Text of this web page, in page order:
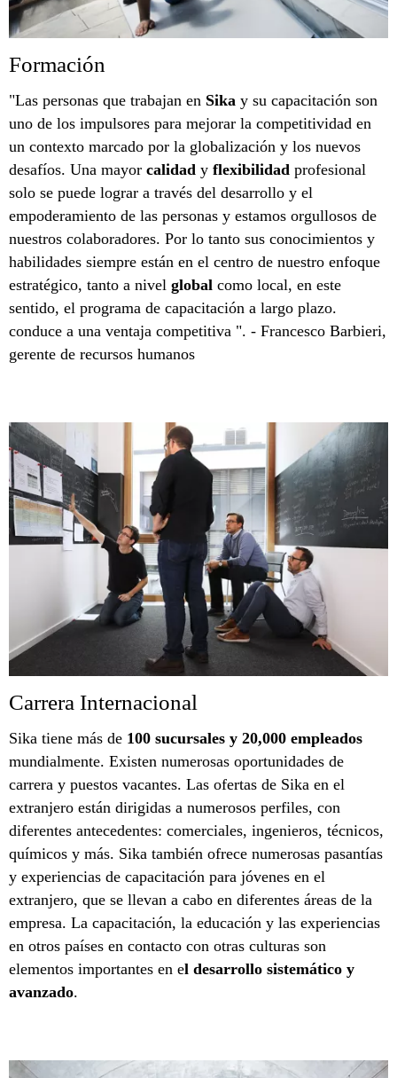
Formación
"Las personas que trabajan en Sika y su capacitación son
uno de los impulsores para mejorar la competitividad en
un contexto marcado por la globalización y los nuevos
desafíos. Una mayor calidad y flexibilidad profesional
solo se puede lograr a través del desarrollo y el
empoderamiento de las personas y estamos orgullosos de
nuestros colaboradores. Por lo tanto sus conocimientos y
habilidades siempre están en el centro de nuestro enfoque
estratégico, tanto a nivel global como local, en este
sentido, el programa de capacitación a largo plazo.
conduce a una ventaja competitiva ". - Francesco Barbieri,
gerente de recursos humanos
Carrera Internacional
Sika tiene más de 100 sucursales y 20,000 empleados
mundialmente. Existen numerosas oportunidades de
carrera y puestos vacantes. Las ofertas de Sika en el
extranjero están dirigidas a numerosos perfiles, con
diferentes antecedentes: comerciales, ingenieros, técnicos,
químicos y más. Sika también ofrece numerosas pasantías
y experiencias de capacitación para jóvenes en el
extranjero, que se llevan a cabo en diferentes áreas de la
empresa. La capacitación, la educación y las experiencias
en otros países en contacto con otras culturas son
elementos importantes en el desarrollo sistemático y
avanzado.